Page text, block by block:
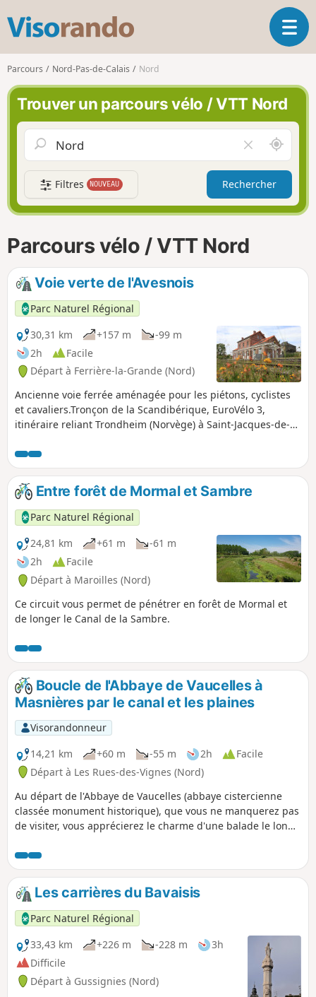
s
o
r
n
d
O
u
l
a
i
g
o
Parcours Nord-Pas-de-Calais Nord
Trouver un parcours vélo / VTT Nord
i
d
e
r
l
A
u
t
u
r
Filtres NOUVEAU Rechercher
Parcours vélo / VTT Nord
Voie verte de l'Avesnois
Parc Naturel Régional
30,31 km
+157 m
-99 m
2h
Facile
Départ à Ferrière-la-Grande (Nord)
Ancienne voie ferrée aménagée pour les piétons, cyclistes
et cavaliers.Tronçon de la Scandibérique, EuroVélo 3,
itinéraire reliant Trondheim (Norvège) à Saint-Jacques-de-
Entre forêt de Mormal et Sambre
Parc Naturel Régional
24,81 km
+61 m
-61 m
2h
Facile
Départ à Maroilles (Nord)
Ce circuit vous permet de pénétrer en forêt de Mormal et
de longer le Canal de la Sambre.
Boucle de l'Abbaye de Vaucelles à
Masnières par le canal et les plaines
Visorandonneur
14,21 km
+60 m -55 m 2h
Facile
Départ à Les Rues-des-Vignes (Nord)
Au départ de l'Abbaye de Vaucelles (abbaye cistercienne
classée monument historique), que vous ne manquerez pas
de visiter, vous apprécierez le charme d'une balade le long
magnifiques points de vue sur les plaines du Cambrésis.
Les carrières du Bavaisis
Parc Naturel Régional
33,43 km
+226 m -228 m
3h
Difficile
Départ à Gussignies (Nord)